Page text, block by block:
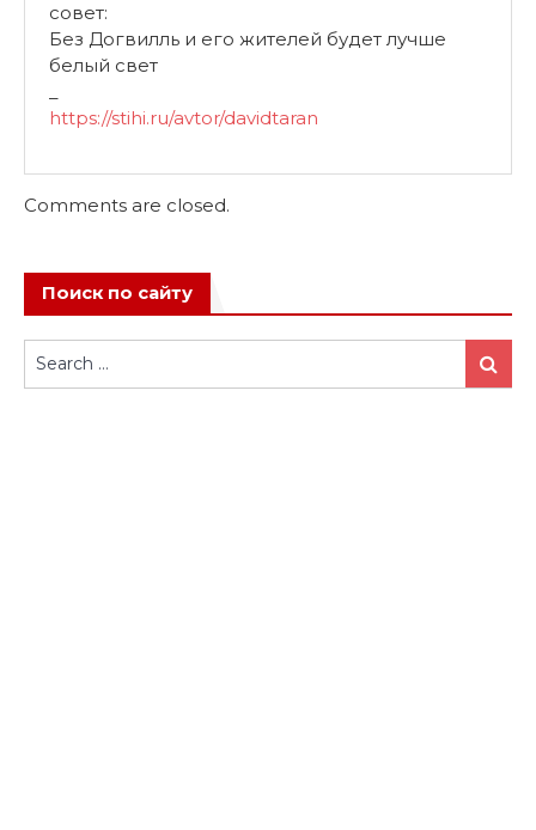
совет:
Без Догвилль и его жителей будет лучше
белый свет
https://stihi.ru/avtor/davidtaran
Comments are closed.
Поиск по сайту
Search
for:
Search